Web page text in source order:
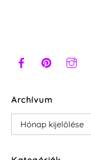
Archívum
Archívum